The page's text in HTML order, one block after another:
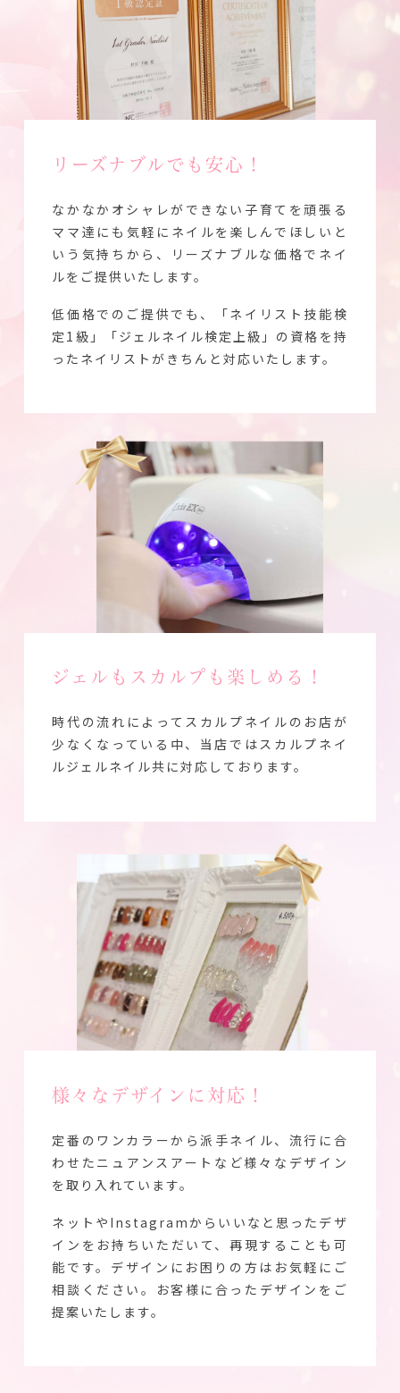
リーズナブルでも安心！
なかなかオシャレができない子育てを頑張る
ママ達にも気軽にネイルを楽しんでほしいと
いう気持ちから、リーズナブルな価格でネイ
ルをご提供いたします。
低価格でのご提供でも、「ネイリスト技能検
定1級」「ジェルネイル検定上級」の資格を持
ったネイリストがきちんと対応いたします。
ジェルもスカルプも楽しめる！
時代の流れによってスカルプネイルのお店が
少なくなっている中、当店ではスカルプネイ
ルジェルネイル共に対応しております。
様々なデザインに対応！
定番のワンカラーから派手ネイル、流行に合
わせたニュアンスアートなど様々なデザイン
を取り入れています。
ネットやInstagramからいいなと思ったデザ
インをお持ちいただいて、再現することも可
能です。デザインにお困りの方はお気軽にご
相談ください。お客様に合ったデザインをご
提案いたします。